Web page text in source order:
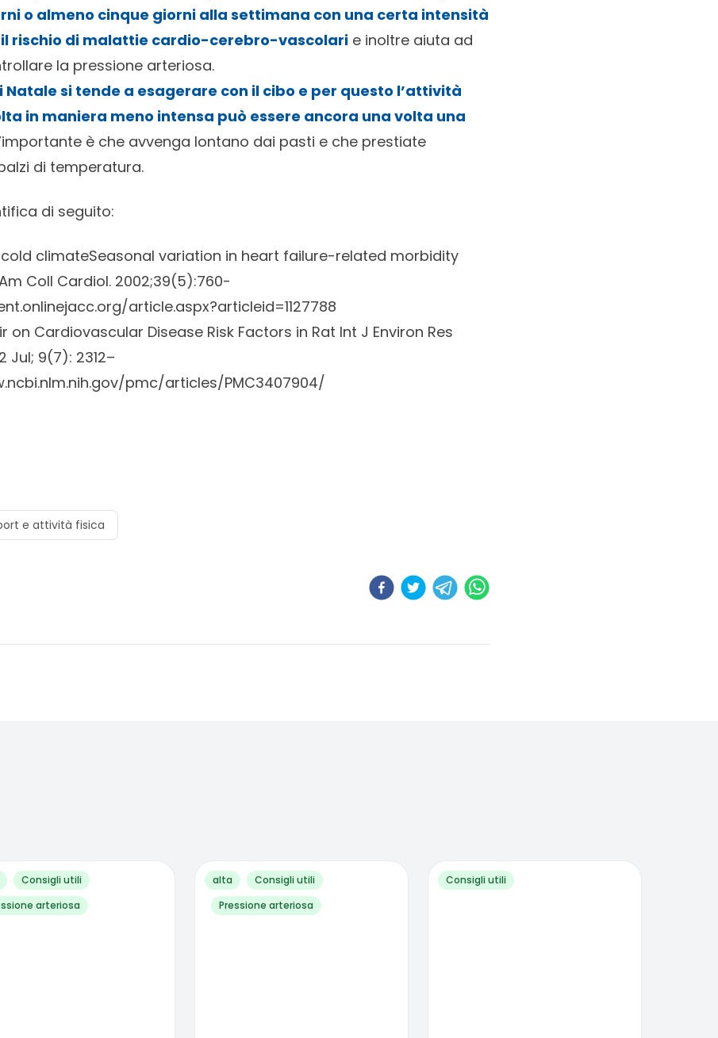
o almeno cinque giorni alla settimana con una certa intensità
rischio di malattie cardio-cerebro-vascolari e inoltre aiuta ad
la pressione arteriosa.
Natale si tende a esagerare con il cibo e per questo l’attività
in maniera meno intensa può essere ancora una volta una
è che avvenga lontano dai pasti e che prestiate
di temperatura.
di seguito:
climateSeasonal variation in heart failure-related morbidity
Coll Cardiol. 2002;39(5):760-
article.aspx?articleid=1127788
on Cardiovascular Disease Risk Factors in Rat Int J Environ Res
Jul; 9(7): 2312–
pmc/articles/PMC3407904/
e attività fisica
Consigli utili
arteriosa
alta
Consigli utili
Pressione arteriosa
Consigli utili